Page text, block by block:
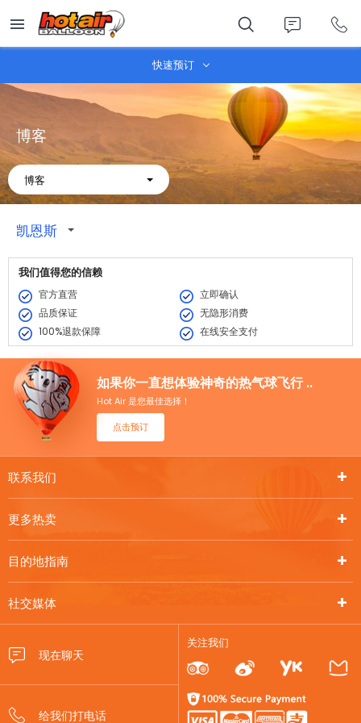
main
content
快速预订
博客
About
博客
凯恩斯
我们值得您的信赖
官方直营
立即确认
品质保证
无隐形消费
100%退款保障
在线安全支付
如果你一直想体验神奇的热气球飞行 ..
Hot Air 是您最佳选择！
点击预订
更多热卖
目的地指南
社交媒体
联系我们
关注我们